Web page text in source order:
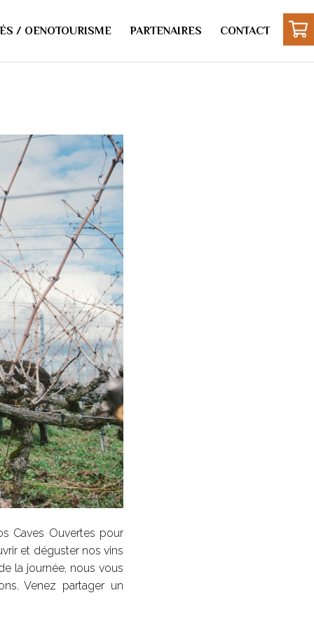
/ OENOTOURISME PARTENAIRES CONTACT
Caves Ouvertes pour
et déguster nos vins
la journée, nous vous
Venez partager un